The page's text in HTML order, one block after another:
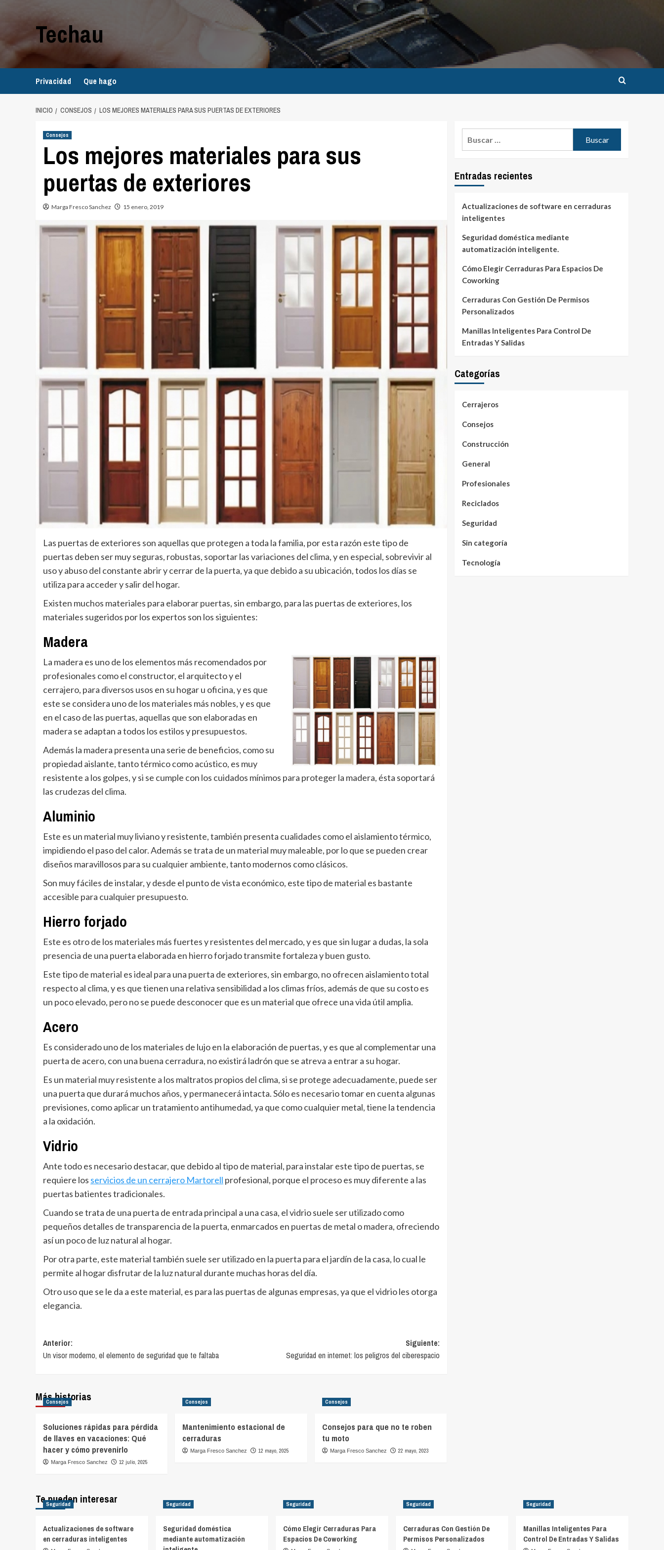
Techau
Privacidad Que hago
INICIO CONSEJOS LOS MEJORES MATERIALES PARA SUS PUERTAS DE EXTERIORES
Consejos
Los mejores materiales para sus
puertas de exteriores
Marga Fresco Sanchez 15 enero, 2019
Las puertas de exteriores son aquellas que protegen a toda la familia, por esta razón este tipo de
puertas deben ser muy seguras, robustas, soportar las variaciones del clima, y en especial, sobrevivir al
uso y abuso del constante abrir y cerrar de la puerta, ya que debido a su ubicación, todos los días se
utiliza para acceder y salir del hogar.
Existen muchos materiales para elaborar puertas, sin embargo, para las puertas de exteriores, los
materiales sugeridos por los expertos son los siguientes:
Madera
La madera es uno de los elementos más recomendados por
profesionales como el constructor, el arquitecto y el
cerrajero, para diversos usos en su hogar u oficina, y es que
este se considera uno de los materiales más nobles, y es que
en el caso de las puertas, aquellas que son elaboradas en
madera se adaptan a todos los estilos y presupuestos.
Además la madera presenta una serie de beneficios, como su
propiedad aislante, tanto térmico como acústico, es muy
resistente a los golpes, y si se cumple con los cuidados mínimos para proteger la madera, ésta soportará
las crudezas del clima.
Aluminio
Este es un material muy liviano y resistente, también presenta cualidades como el aislamiento térmico,
impidiendo el paso del calor. Además se trata de un material muy maleable, por lo que se pueden crear
diseños maravillosos para su cualquier ambiente, tanto modernos como clásicos.
Son muy fáciles de instalar, y desde el punto de vista económico, este tipo de material es bastante
accesible para cualquier presupuesto.
Hierro forjado
Este es otro de los materiales más fuertes y resistentes del mercado, y es que sin lugar a dudas, la sola
presencia de una puerta elaborada en hierro forjado transmite fortaleza y buen gusto.
Este tipo de material es ideal para una puerta de exteriores, sin embargo, no ofrecen aislamiento total
respecto al clima, y es que tienen una relativa sensibilidad a los climas fríos, además de que su costo es
un poco elevado, pero no se puede desconocer que es un material que ofrece una vida útil amplia.
Acero
Es considerado uno de los materiales de lujo en la elaboración de puertas, y es que al complementar una
puerta de acero, con una buena cerradura, no existirá ladrón que se atreva a entrar a su hogar.
Es un material muy resistente a los maltratos propios del clima, si se protege adecuadamente, puede ser
una puerta que durará muchos años, y permanecerá intacta. Sólo es necesario tomar en cuenta algunas
previsiones, como aplicar un tratamiento antihumedad, ya que como cualquier metal, tiene la tendencia
a la oxidación.
Vidrio
Ante todo es necesario destacar, que debido al tipo de material, para instalar este tipo de puertas, se
requiere los servicios de un cerrajero Martorell profesional, porque el proceso es muy diferente a las
puertas batientes tradicionales.
Cuando se trata de una puerta de entrada principal a una casa, el vidrio suele ser utilizado como
pequeños detalles de transparencia de la puerta, enmarcados en puertas de metal o madera, ofreciendo
así un poco de luz natural al hogar.
Por otra parte, este material también suele ser utilizado en la puerta para el jardín de la casa, lo cual le
permite al hogar disfrutar de la luz natural durante muchas horas del día.
Otro uso que se le da a este material, es para las puertas de algunas empresas, ya que el vidrio les otorga
elegancia.
Navegación
de
Anterior:
Un visor moderno, el elemento de seguridad que te faltaba
Siguiente:
Seguridad en internet: los peligros del ciberespacio
Más historias
Consejos
Soluciones rápidas para pérdida
de llaves en vacaciones: Qué
hacer y cómo prevenirlo
Marga Fresco Sanchez 12 julio, 2025
Consejos
Mantenimiento estacional de
cerraduras
Marga Fresco Sanchez 12 mayo, 2025
Consejos
Consejos para que no te roben
tu moto
Marga Fresco Sanchez 22 mayo, 2023
Entradas recientes
Actualizaciones de software en cerraduras
inteligentes
Seguridad doméstica mediante
automatización inteligente.
Cómo Elegir Cerraduras Para Espacios De
Coworking
Cerraduras Con Gestión De Permisos
Personalizados
Manillas Inteligentes Para Control De
Entradas Y Salidas
Categorías
Cerrajeros
Consejos
Construcción
General
Profesionales
Reciclados
Seguridad
Sin categoría
Tecnología
Te pueden interesar
Seguridad
Actualizaciones de software
en cerraduras inteligentes
Seguridad
Seguridad doméstica
mediante automatización
Seguridad
Cómo Elegir Cerraduras Para
Espacios De Coworking
Seguridad
Cerraduras Con Gestión De
Permisos Personalizados
Seguridad
Manillas Inteligentes Para
Control De Entradas Y Salidas